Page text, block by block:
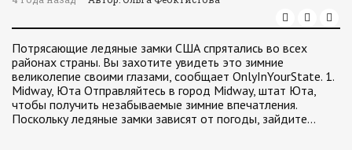
Потрясающие ледяные замки США спрятались во всех
районах страны. Вы захотите увидеть это зимние
великолепие своими глазами, сообщает OnlyInYourState. 1.
Midway, Юта Отправляйтесь в город Midway, штат Юта,
чтобы получить незабываемые зимние впечатления.
Поскольку ледяные замки зависят от погоды, зайдите…